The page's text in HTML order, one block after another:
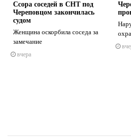
Ссора соседей в СНТ под
Череповцом закончилась
судом
Женщина оскорбила соседа за
замечание
вчера